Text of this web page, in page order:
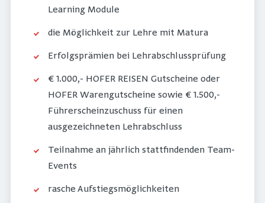
Learning Module
die Möglichkeit zur Lehre mit Matura
Erfolgsprämien bei Lehrabschlussprüfung
€ 1.000,- HOFER REISEN Gutscheine oder
HOFER Warengutscheine sowie € 1.500,-
Führerscheinzuschuss für einen
ausgezeichneten Lehrabschluss
Teilnahme an jährlich stattfindenden Team-
Events
rasche Aufstiegsmöglichkeiten